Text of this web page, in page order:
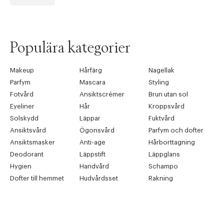
Populära kategorier
Makeup Hårfärg
Nagellak
Parfym
Mascara
Styling
Fotvård
Ansiktscrémer
Brun utan sol
Eyeliner
Hår
Kroppsvård
Solskydd
Läppar
Fuktvård
Ansiktsvård
Ögonsvård
Parfym och dofter
Ansiktsmasker
Anti-age
Hårborttagning
Deodorant
Läppstift
Läppglans
Hygien
Handvård
Schampo
Dofter till hemmet
Hudvårdsset Rakning